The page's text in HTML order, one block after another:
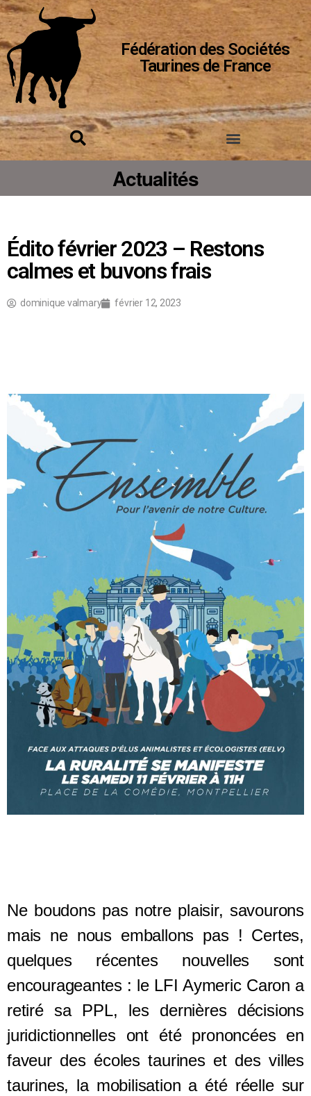
Fédération des Sociétés
Taurines de France
Actualités
Édito février 2023 – Restons
calmes et buvons frais
dominique valmary février 12, 2023
Ne boudons pas notre plaisir, savourons
mais ne nous emballons pas ! Certes,
quelques récentes nouvelles sont
encourageantes : le LFI Aymeric Caron a
retiré sa PPL, les dernières décisions
juridictionnelles ont été prononcées en
faveur des écoles taurines et des villes
taurines, la mobilisation a été réelle sur